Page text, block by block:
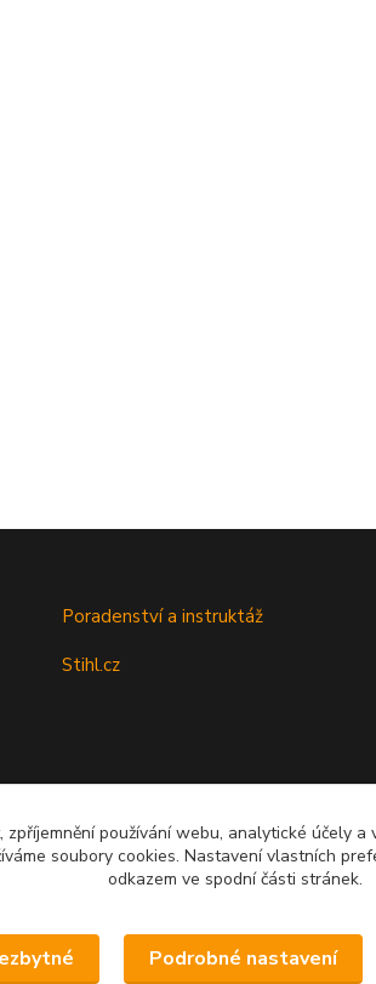
Poradenství a instruktáž
Stihl.cz
zpříjemnění používání webu, analytické účely
soubory cookies. Nastavení vlastních
odkazem ve spodní části stránek.
Podrobné nastavení